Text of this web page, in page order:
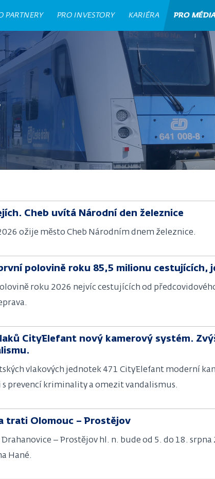
PARTNERY PRO INVESTORY KARIÉRA PRO
Cheb uvítá Národní den železnice
ožije město Cheb Národním dnem železnice.
polovině roku 85,5 milionu cestujících,
roku 2026 nejvíc cestujících od
CityElefant nový kamerový systém.
vlakových jednotek 471 CityElefant moderní
prevencí kriminality a omezit vandalismus.
trati Olomouc – Prostějov
– Prostějov hl. n. bude od 5. do 18.
Hané.